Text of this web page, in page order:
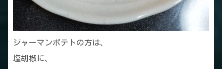
ジャーマンポテトの方は、
塩胡椒に、